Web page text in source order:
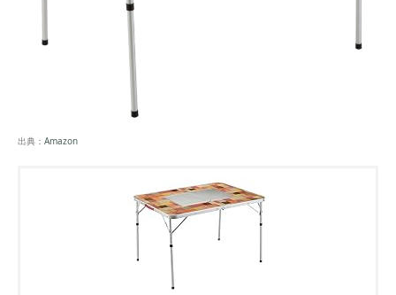
出典： Amazon